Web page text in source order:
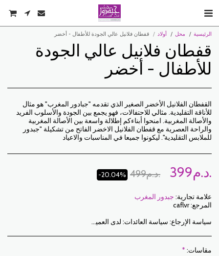
الرئيسية محل أولاد قفطان فلانيل عالي الجودة للأطفال - أخضر
قفطان فلانيل عالي الجودة
للأطفال - أخضر
القفطان الفلانيل الأخضر الصغير الذي تقدمه "جبادور المغرب" هو مثال
للأناقة التقليدية. مثالي للاحتفالات، فهو يجمع بين الجودة والأسلوب الفريد
والأصالة المغربية. امنحوا أبناءكم إطلالة واسعة بين الأصالة المغربية
والراحة العصرية مع قفطان الفلانيل الاخضر الفاتح من تشكيلة "جبدور
للملابس التقليدية". ليكونوا جميعا في المناسبات والاعياد
399 د.م. 499 د.م. -20.04%
علامة تجارية: جبدور المغرب
المرجع:caflvr
سياسة الإرجاع: سياسة العائدات: لدى العميل فترة 7 أيام عمل من تاريخ الاستلام لإرجاع العناصر المطلوبة إما لاسترداد الأموال أو للاستبدال. فقط العناصر التي تم إرجاعها في الوقت المحدد ، في عبواتها الأصلية ، يمكن استبدالها غير المغسولة وغير الملبوسة. للإرجاع ، يرجى إخطارنا على العناوين التالية: jabadormaroc17@gmail.com/ jabador.maroc@gmail.com يجب أن يكون كل تبديل أو إرجاع مصحوبًا برقم هاتفك ورغبتك في التبادل. تكاليف الإرجاع هي مسؤولية العميل. سيتعين على العميل تنظيم النقل بوسائله الخاصة. في حالة الإرجاع ، وبعد استلام البضائع من قبل جبدور المغرب ، سيتم تعويض العميل في غضون 10 أيام. الحالات التي يمكن فيها تبادل المنتجات: - خطأ في الحجم المطلوب (حجم التسليم يختلف عن الحجم المطلوب) - خطأ في اللون المطلوب (تم تسليم لون مختلف عن الحجم المطلوب) الحالات التي يمكن فيها تعويض المنتجات: - خطأ في الحجم أو اللون المطلوب متبوعًا بنفاد المخزون - في الحالات المذكورة أعلاه يجب إعادة المنتجات إلينا في الحالة التي استلمتها بها مع جميع العناصر (الملحقات والتعبئة والتعليمات وما إلى ذلك). سيتم السداد عن طريق الدفع أو التحويل المصرفي. لا يمكن إرجاع أو استبدال المنتجات المعروضة للبيع أو الترويج.
مقاسات: *